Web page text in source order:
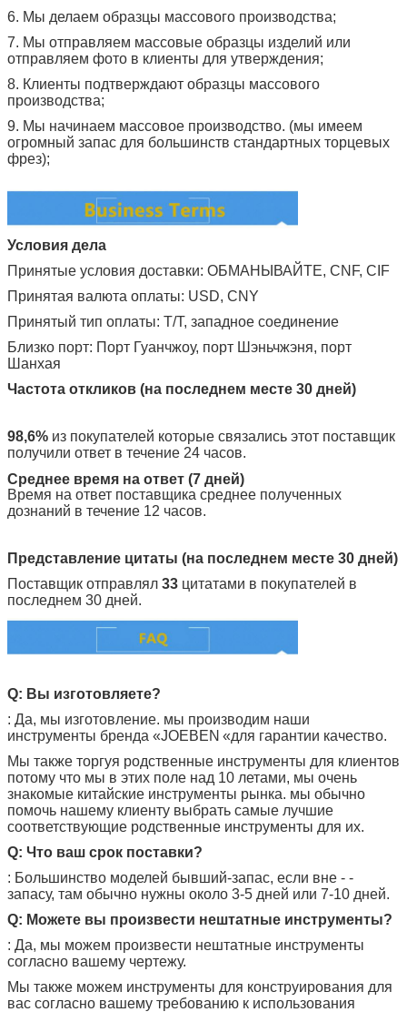
6. Мы делаем образцы массового производства;
7. Мы отправляем массовые образцы изделий или
отправляем фото в клиенты для утверждения;
8. Клиенты подтверждают образцы массового
производства;
9. Мы начинаем массовое производство. (мы имеем
огромный запас для большинств стандартных торцевых
фрез);
Условия дела
Принятые условия доставки: ОБМАНЫВАЙТЕ, CNF, CIF
Принятая валюта оплаты: USD, CNY
Принятый тип оплаты: T/T, западное соединение
Близко порт: Порт Гуанчжоу, порт Шэньчжэня, порт
Шанхая
Частота откликов (на последнем месте 30 дней)
98,6% из покупателей которые связались этот поставщик
получили ответ в течение 24 часов.
Среднее время на ответ (7 дней)
Время на ответ поставщика среднее полученных
дознаний в течение 12 часов.
Представление цитаты (на последнем месте 30 дней)
Поставщик отправлял 33 цитатами в покупателей в
последнем 30 дней.
Q: Вы изготовляете?
: Да, мы изготовление. мы производим наши
инструменты бренда «JOEBEN «для гарантии качество.
Мы также торгуя родственные инструменты для клиентов
потому что мы в этих поле над 10 летами, мы очень
знакомые китайские инструменты рынка. мы обычно
помочь нашему клиенту выбрать самые лучшие
соответствующие родственные инструменты для их.
Q: Что ваш срок поставки?
: Большинство моделей бывший-запас, если вне - -
запасу, там обычно нужны около 3-5 дней или 7-10 дней.
Q: Можете вы произвести нештатные инструменты?
: Да, мы можем произвести нештатные инструменты
согласно вашему чертежу.
Мы также можем инструменты для конструирования для
вас согласно вашему требованию к использования